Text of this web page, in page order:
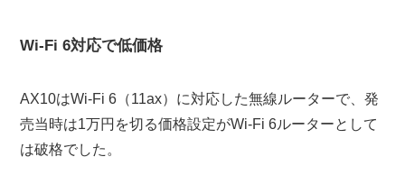
Wi-Fi 6対応で低価格
AX10はWi-Fi 6（11ax）に対応した無線ルーターで、発
売当時は1万円を切る価格設定がWi-Fi 6ルーターとして
は破格でした。